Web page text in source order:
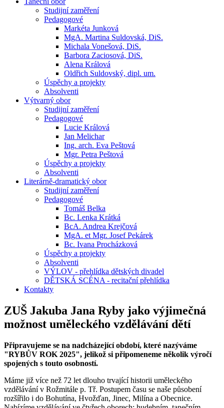
Studijní zaměření
Pedagogové
Markéta Junková
MgA. Martina Suldovská, DiS.
Michala Vonešová, DiS.
Barbora Zaciosová, DiS.
Alena Králová
Oldřich Suldovský, dipl. um.
Úspěchy a projekty
Absolventi
Výtvarný obor
Studijní zaměření
Pedagogové
Lucie Králová
Jan Melichar
Ing. arch. Eva Peštová
Mgr. Petra Peštová
Úspěchy a projekty
Absolventi
Literárně-dramatický obor
Studijní zaměření
Pedagogové
Tomáš Belka
Bc. Lenka Krátká
BcA. Andrea Krejčová
MgA. et Mgr. Josef Pekárek
Bc. Ivana Procházková
Úspěchy a projekty
Absolventi
VÝLOV - přehlídka dětských divadel
DĚTSKÁ SCÉNA - recitační přehlídka
Kontakty
ZUŠ Jakuba Jana Ryby jako výjimečná
možnost uměleckého vzdělávání dětí
Připravujeme se na nadcházející období, které nazýváme
"RYBŮV ROK 2025", jelikož si připomeneme několik výročí
spojených s touto osobností.
Máme již více než 72 let dlouho trvající historii uměleckého
vzdělávání v Rožmitále p. Tř. Postupem času se naše působení
rozšířilo i do Bohutína, Hvožďan, Jinec, Milína a Obecnice.